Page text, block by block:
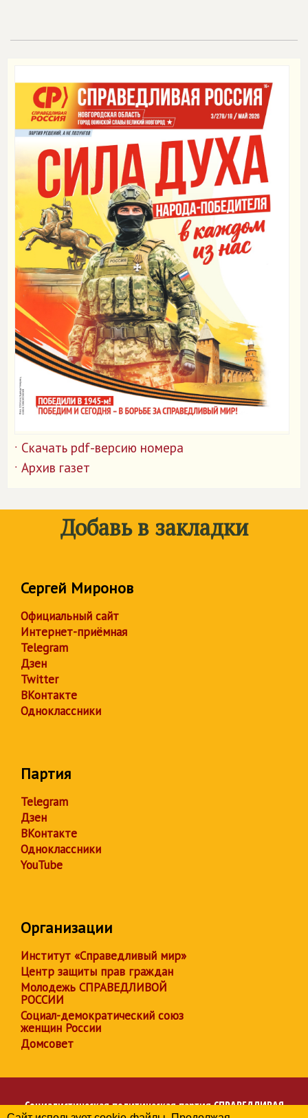
˙ Скачать pdf-версию номера
˙ Архив газет
Добавь в закладки
Сергей Миронов
Официальный сайт
Интернет-приёмная
Telegram
Дзен
Twitter
ВКонтакте
Одноклассники
Партия
Telegram
Дзен
ВКонтакте
Одноклассники
YouTube
Организации
Институт «Справедливый мир»
Центр защиты прав граждан
Молодежь СПРАВЕДЛИВОЙ
РОССИИ
Социал-демократический союз
женщин России
Домсовет
Социалистическая политическая партияСПРАВЕДЛИВАЯ